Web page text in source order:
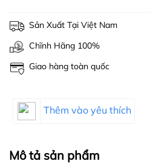
Sản Xuất Tại Việt Nam
Chĩnh Hãng 100%
Giao hàng toàn quốc
Thêm vào yêu thích
Mô tả sản phẩm